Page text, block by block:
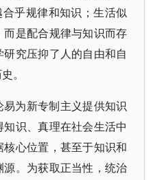
乎规律和知识；生活似
是配合规律与知识而存
究压抑了人的自由和自
。
为新专制主义提供知识
识、真理在社会生活中
心位置，甚至于知识和
。为获取正当性，统治